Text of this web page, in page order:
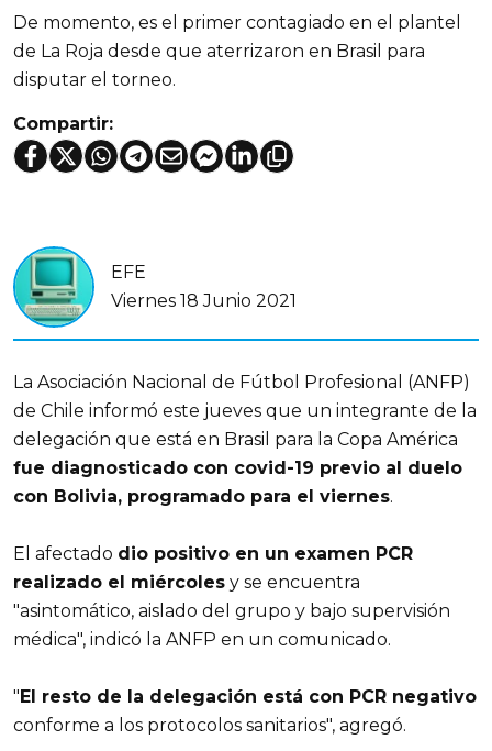
De momento, es el primer contagiado en el plantel
de La Roja desde que aterrizaron en Brasil para
disputar el torneo.
Compartir:
EFE
Viernes 18 Junio 2021
La Asociación Nacional de Fútbol Profesional (ANFP)
de Chile informó este jueves que un integrante de la
delegación que está en Brasil para la Copa América
fue diagnosticado con covid-19 previo al duelo
con Bolivia, programado para el viernes.
El afectado dio positivo en un examen PCR
realizado el miércoles y se encuentra
"asintomático, aislado del grupo y bajo supervisión
médica", indicó la ANFP en un comunicado.
" El resto de la delegación está con PCR negativo
conforme a los protocolos sanitarios", agregó.